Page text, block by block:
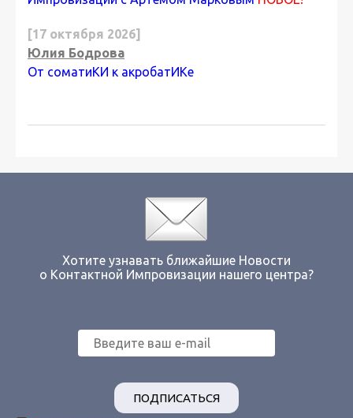
[17 октября 2026]
Юлия Бодрова
От соматиКИ к акробатИКе
Хотите узнавать ближайшие Новости
о Контактной Импровизации нашего центра?
ПОДПИСАТЬСЯ